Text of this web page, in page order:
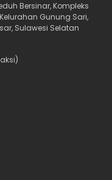
Bersinar, Kompleks
Gunung Sari,
Sulawesi Selatan